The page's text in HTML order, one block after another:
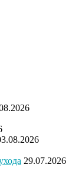
29.07.2026